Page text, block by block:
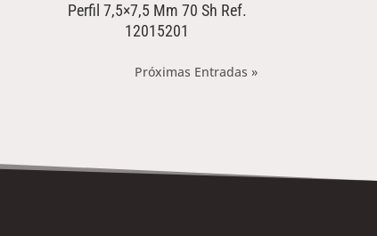
Perfil 7,5×7,5 Mm 70 Sh Ref.
12015201
Próximas Entradas »